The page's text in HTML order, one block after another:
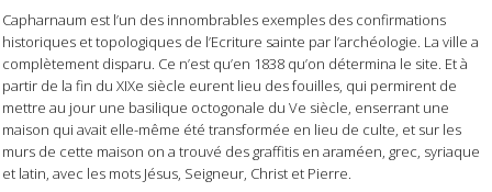
Capharnaum est l’un des innombrables exemples des confirmations
historiques et topologiques de l’Ecriture sainte par l’archéologie. La ville a
complètement disparu. Ce n’est qu’en 1838 qu’on détermina le site. Et à
partir de la fin du XIXe siècle eurent lieu des fouilles, qui permirent de
mettre au jour une basilique octogonale du Ve siècle, enserrant une
maison qui avait elle-même été transformée en lieu de culte, et sur les
murs de cette maison on a trouvé des graffitis en araméen, grec, syriaque
et latin, avec les mots Jésus, Seigneur, Christ et Pierre.